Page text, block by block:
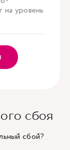
уровень
сбоя
сбой?